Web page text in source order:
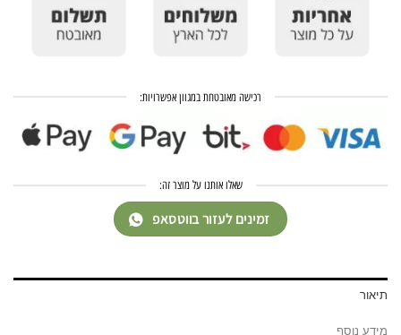
רכישה מאובטחת במגוון אפשרויות:
שאלו אותנו על מוצר זה:
זמינים לעזור בווטסאפ
תיאור
מידע נוסף